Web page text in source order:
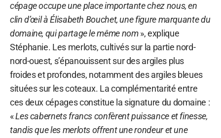
cépage occupe une place importante chez nous, en
clin d’œil à Élisabeth Bouchet, une figure marquante du
domaine, qui partage le même nom», explique
Stéphanie. Les merlots, cultivés sur la partie nord-
nord-ouest, s’épanouissent sur des argiles plus
froides et profondes, notamment des argiles bleues
situées sur les coteaux. La complémentarité entre
ces deux cépages constitue la signature du domaine :
«Les cabernets francs confèrent puissance et finesse,
tandis que les merlots offrent une rondeur et une